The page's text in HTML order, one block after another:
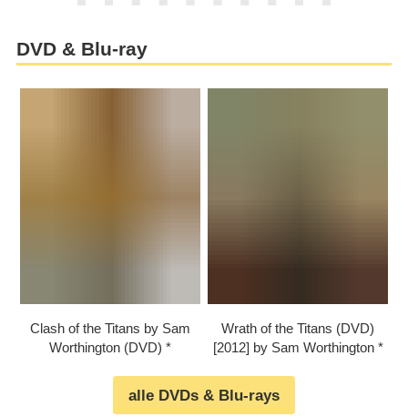
DVD & Blu-ray
Clash of the Titans by Sam
Worthington (DVD)
Wrath of the Titans (DVD)
[2012] by Sam Worthington
alle DVDs & Blu-rays